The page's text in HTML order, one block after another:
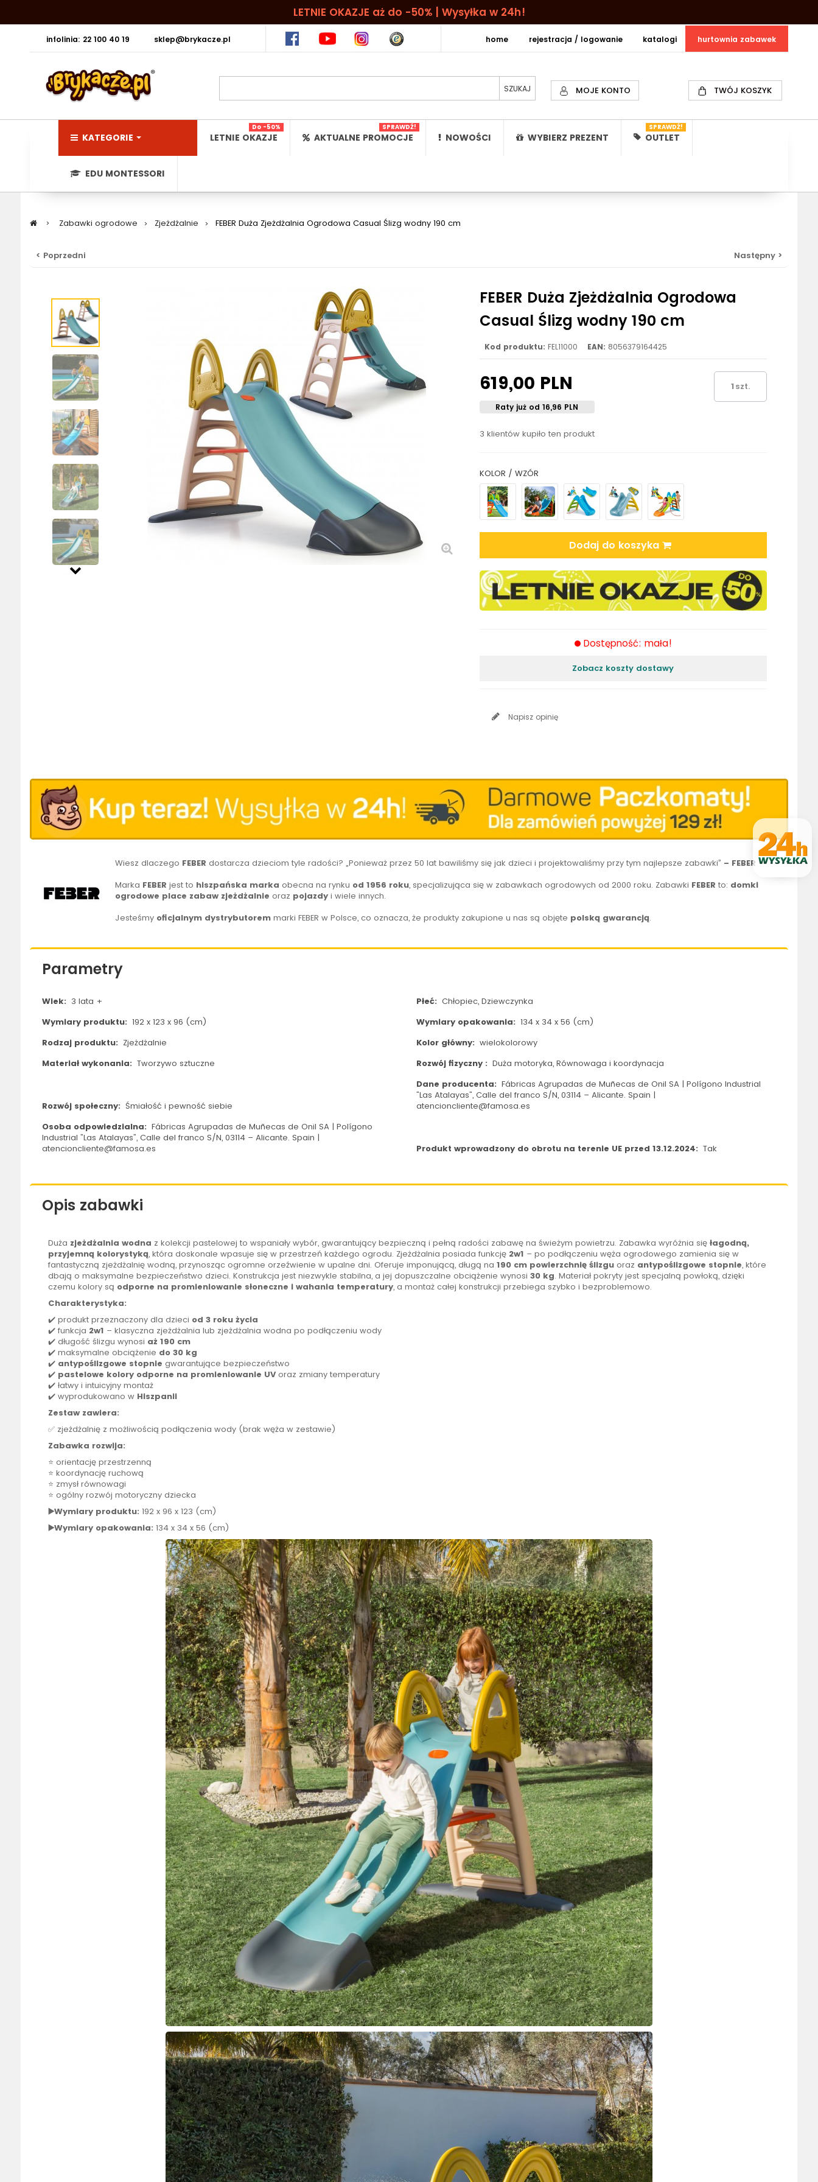
LETNIE OKAZJE aż do -50% | Wysyłka w 24h!
infolinia: 22 100 40 19 sklep@brykacze.pl hurtownia zabawek
katalogi
rejestracja / logowanie
home
MOJE KONTO TWÓJ KOSZYK
KATEGORIE LETNIE OKAZJE
Do -50%
AKTUALNE PROMOCJE
SPRAWDŹ!
NOWOŚCI WYBIERZ PREZENT OUTLET
SPRAWDŹ!
EDU MONTESSORI
> Zabawki ogrodowe > Zjeżdżalnie > FEBER Duża Zjeżdżalnia Ogrodowa Casual Ślizg wodny 190 cm
< Poprzedni Następny >
FEBER Duża Zjeżdżalnia Ogrodowa
Casual Ślizg wodny 190 cm
Kod produktu: FEL11000 EAN: 8056379164425
619,00 PLN
Raty już od 16,96 PLN
3 klientów kupiło ten produkt
szt.
KOLOR / WZÓR
Dodaj do koszyka
Dostępność: mała!
Zobacz koszty dostawy
Napisz opinię
Wiesz dlaczego FEBER dostarcza dzieciom tyle radości? „Ponieważ przez 50 lat bawiliśmy się jak dzieci i projektowaliśmy przy tym najlepsze zabawki” – FEBER
Marka FEBER jest to hiszpańska marka obecna na rynku od 1956 roku, specjalizująca się w zabawkach ogrodowych od 2000 roku. Zabawki FEBER to: domki
ogrodowe place zabaw zjeżdżalnie oraz pojazdy i wiele innych.
Jesteśmy oficjalnym dystrybutorem marki FEBER w Polsce, co oznacza, że produkty zakupione u nas są objęte polską gwarancją.
Parametry
Wiek: 3 lata + Płeć: Chłopiec, Dziewczynka
Wymiary produktu: 192 x 123 x 96 (cm) Wymiary opakowania: 134 x 34 x 56 (cm)
Rodzaj produktu: Zjeżdżalnie Kolor główny: wielokolorowy
Materiał wykonania: Tworzywo sztuczne Rozwój fizyczny : Duża motoryka, Równowaga i koordynacja
Rozwój społeczny: Śmiałość i pewność siebie
Dane producenta: Fábricas Agrupadas de Muñecas de Onil SA | Polígono Industrial
"Las Atalayas", Calle del franco S/N, 03114 – Alicante. Spain |
atencioncliente@famosa.es
Osoba odpowiedzialna: Fábricas Agrupadas de Muñecas de Onil SA | Polígono
Industrial "Las Atalayas", Calle del franco S/N, 03114 – Alicante. Spain |
atencioncliente@famosa.es
Produkt wprowadzony do obrotu na terenie UE przed 13.12.2024: Tak
Opis zabawki
Duża zjeżdżalnia wodna z kolekcji pastelowej to wspaniały wybór, gwarantujący bezpieczną i pełną radości zabawę na świeżym powietrzu. Zabawka wyróżnia się łagodną,
przyjemną kolorystyką, która doskonale wpasuje się w przestrzeń każdego ogrodu. Zjeżdżalnia posiada funkcję 2w1 – po podłączeniu węża ogrodowego zamienia się w
fantastyczną zjeżdżalnię wodną, przynosząc ogromne orzeźwienie w upalne dni. Oferuje imponującą, długą na 190 cm powierzchnię ślizguoraz antypoślizgowe stopnie, które
dbają o maksymalne bezpieczeństwo dzieci. Konstrukcja jest niezwykle stabilna, a jej dopuszczalne obciążenie wynosi 30 kg. Materiał pokryty jest specjalną powłoką, dzięki
czemu kolory są odporne na promieniowanie słoneczne i wahania temperatury, a montaż całej konstrukcji przebiega szybko i bezproblemowo.
Charakterystyka:
✔️ produkt przeznaczony dla dzieci od 3 roku życia
✔️ funkcja 2w1 – klasyczna zjeżdżalnia lub zjeżdżalnia wodna po podłączeniu wody
✔️ długość ślizgu wynosi aż 190 cm
✔️ maksymalne obciążenie do 30 kg
✔️ antypoślizgowe stopnie gwarantujące bezpieczeństwo
✔️ pastelowe kolory odporne na promieniowanie UVoraz zmiany temperatury
✔️ łatwy i intuicyjny montaż
✔️ wyprodukowano w Hiszpanii
Zestaw zawiera:
✅ zjeżdżalnię z możliwością podłączenia wody (brak węża w zestawie)
Zabawka rozwija:
⭐ orientację przestrzenną
⭐ koordynację ruchową
⭐ zmysł równowagi
⭐ ogólny rozwój motoryczny dziecka
▶️Wymiary produktu: 192 x 96 x 123 (cm)
▶️Wymiary opakowania: 134 x 34 x 56 (cm)